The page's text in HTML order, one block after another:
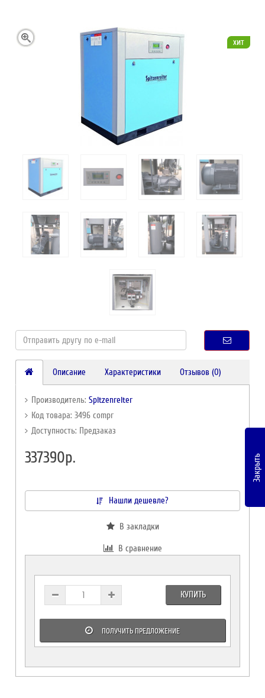
хит
Описание Характеристики Отзывов (0)
Производитель:Spitzenreiter
Код товара: 3496 compr
Доступность: Предзаказ
337390р.
Нашли дешевле?
В закладки
В сравнение
КУПИТЬ
ПОЛУЧИТЬ ПРЕДЛОЖЕНИЕ
Закрыть